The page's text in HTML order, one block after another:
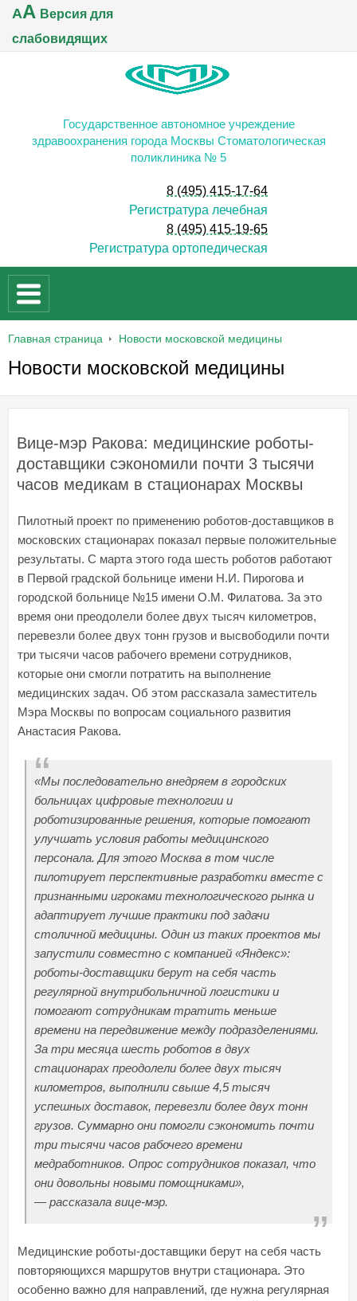
AA Версия для
слабовидящих
Государственное автономное учреждение
здравоохранения города Москвы Стоматологическая
поликлиника № 5
8 (495) 415-17-64
Регистратура лечебная
8 (495) 415-19-65
Регистратура ортопедическая
Главная страница Новости московской медицины
Новости московской медицины
Вице-мэр Ракова: медицинские роботы-
доставщики сэкономили почти 3 тысячи
часов медикам в стационарах Москвы
Пилотный проект по применению роботов-доставщиков в
московских стационарах показал первые положительные
результаты. С марта этого года шесть роботов работают
в Первой градской больнице имени Н.И. Пирогова и
городской больнице №15 имени О.М. Филатова. За это
время они преодолели более двух тысяч километров,
перевезли более двух тонн грузов и высвободили почти
три тысячи часов рабочего времени сотрудников,
которые они смогли потратить на выполнение
медицинских задач. Об этом рассказала заместитель
Мэра Москвы по вопросам социального развития
Анастасия Ракова.
«Мы последовательно внедряем в городских
больницах цифровые технологии и
роботизированные решения, которые помогают
улучшать условия работы медицинского
персонала. Для этого Москва в том числе
пилотирует перспективные разработки вместе с
признанными игроками технологического рынка и
адаптирует лучшие практики под задачи
столичной медицины. Один из таких проектов мы
запустили совместно с компанией «Яндекс»:
роботы-доставщики берут на себя часть
регулярной внутрибольничной логистики и
помогают сотрудникам тратить меньше
времени на передвижение между подразделениями.
За три месяца шесть роботов в двух
стационарах преодолели более двух тысяч
километров, выполнили свыше 4,5 тысяч
успешных доставок, перевезли более двух тонн
грузов. Суммарно они помогли сэкономить почти
три тысячи часов рабочего времени
медработников. Опрос сотрудников показал, что
они довольны новыми помощниками»,
— рассказала вице-мэр.
Медицинские роботы-доставщики берут на себя часть
повторяющихся маршрутов внутри стационара. Это
особенно важно для направлений, где нужна регулярная